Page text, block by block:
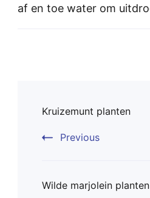
af en toe water om
Navigation
Kruizemunt planten
Previous
Wilde marjolein planten